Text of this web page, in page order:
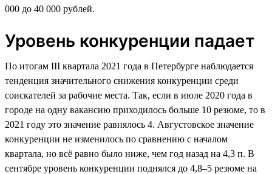
000 до 40 000 рублей.
Уровень конкуренции падает
По итогам III квартала 2021 года в Петербурге наблюдается
тенденция значительного снижения конкуренции среди
соискателей за рабочие места. Так, если в июле 2020 года в
городе на одну вакансию приходилось больше 10 резюме, то в
2021 году это значение равнялось 4. Августовское значение
конкуренции не изменилось по сравнению с началом
квартала, но всё равно было ниже, чем год назад на 4,3 п. В
сентябре уровень конкуренции поднялся до 4,8–5 резюме на